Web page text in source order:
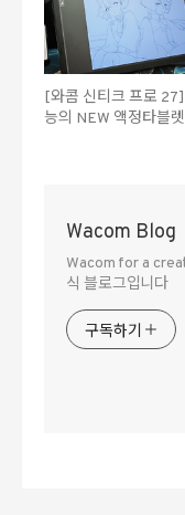
[와콤 신티크 프로
능의 NEW 액정타블
Wacom Blog
Wacom for a
식 블로그입니다
구독하기